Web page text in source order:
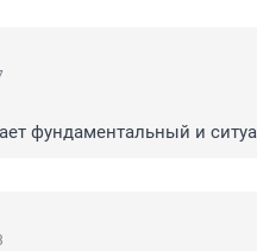
фундаментальный и